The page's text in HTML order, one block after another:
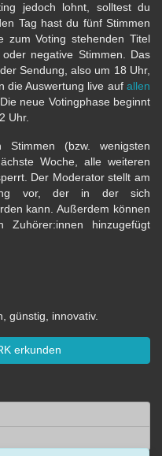
jedoch lohnt, solltest du
Tag hast du fünf Stimmen
Voting stehenden Titel
negative Stimmen. Das
Sendung, also um 18 Uhr,
die Auswertung live auf allen
neue Votingphase beginnt
Uhr.
(bzw. wenigsten
Woche, alle weiteren
Der Moderator stellt am
vor, der in der sich
kann. Außerdem können
hinzugefügt
günstig, innovativ.
erkunden